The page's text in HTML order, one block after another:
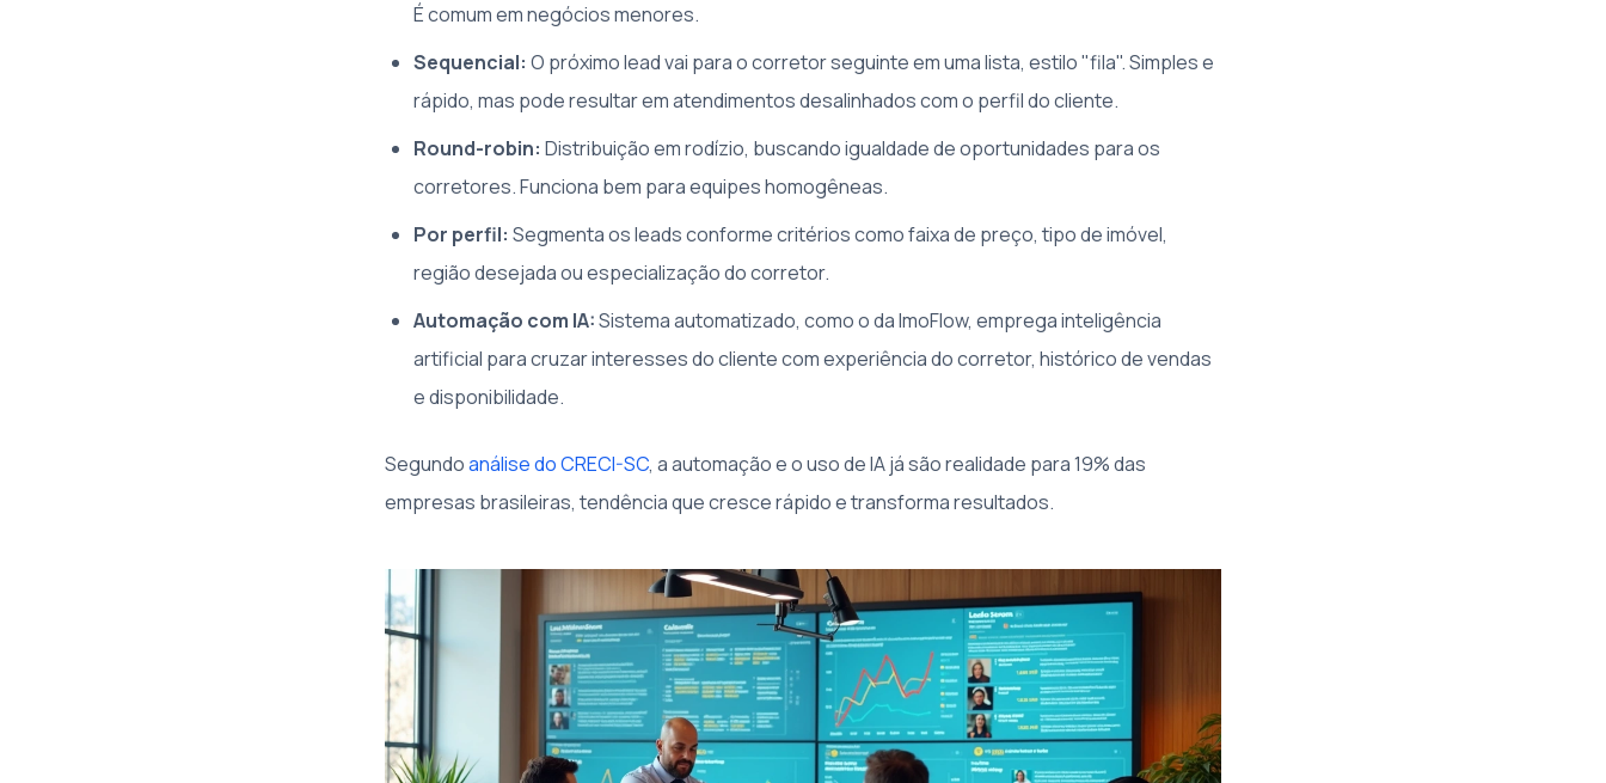
É comum em negócios menores.
Sequencial: O próximo lead vai para o corretor seguinte em uma lista, estilo "fila". Simples e
rápido, mas pode resultar em atendimentos desalinhados com o perfil do cliente.
Round-robin: Distribuição em rodízio, buscando igualdade de oportunidades para os
corretores. Funciona bem para equipes homogêneas.
Por perfil: Segmenta os leads conforme critérios como faixa de preço, tipo de imóvel,
região desejada ou especialização do corretor.
Automação com IA:Sistema automatizado, como o da ImoFlow, emprega inteligência
artificial para cruzar interesses do cliente com experiência do corretor, histórico de vendas
e disponibilidade.
Segundoanálise do CRECI-SC, a automação e o uso de IA já são realidade para 19% das
empresas brasileiras, tendência que cresce rápido e transforma resultados.